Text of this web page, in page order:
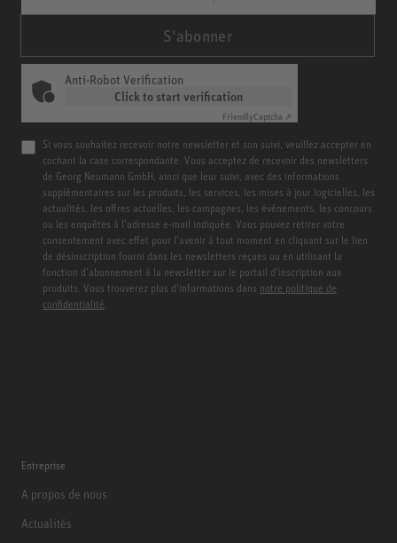
S'abonner
Anti-Robot Verification
Click to start verification
FriendlyCaptcha ⇗
Si vous souhaitez recevoir notre newsletter et son suivi, veuillez accepter en
cochant la case correspondante. Vous acceptez de recevoir des newsletters
de Georg Neumann GmbH, ainsi que leur suivi, avec des informations
supplémentaires sur les produits, les services, les mises à jour logicielles, les
actualités, les offres actuelles, les campagnes, les événements, les concours
ou les enquêtes à l’adresse e-mail indiquée. Vous pouvez retirer votre
consentement avec effet pour l’avenir à tout moment en cliquant sur le lien
de désinscription fourni dans les newsletters reçues ou en utilisant la
fonction d’abonnement à la newsletter sur le portail d’inscription aux
produits. Vous trouverez plus d’informations dans notre politique de
confidentialité.
Entreprise
A propos de nous
Actualités